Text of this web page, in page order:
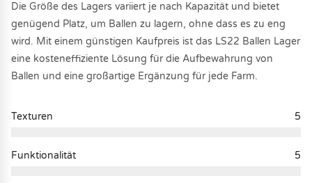
Die Größe des Lagers variiert je nach Kapazität und bietet
genügend Platz, um Ballen zu lagern, ohne dass es zu eng
wird. Mit einem günstigen Kaufpreis ist das LS22 Ballen Lager
eine kosteneffiziente Lösung für die Aufbewahrung von
Ballen und eine großartige Ergänzung für jede Farm.
Texturen 5
Funktionalität 5